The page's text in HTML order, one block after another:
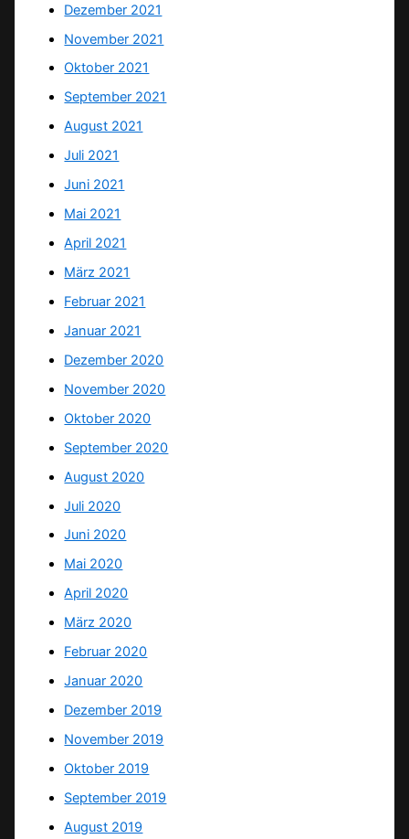
Dezember 2021
November 2021
Oktober 2021
September 2021
August 2021
Juli 2021
Juni 2021
Mai 2021
April 2021
März 2021
Februar 2021
Januar 2021
Dezember 2020
November 2020
Oktober 2020
September 2020
August 2020
Juli 2020
Juni 2020
Mai 2020
April 2020
März 2020
Februar 2020
Januar 2020
Dezember 2019
November 2019
Oktober 2019
September 2019
August 2019